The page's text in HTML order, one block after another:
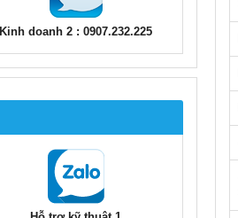
Kinh doanh 2 : 0907.232.225